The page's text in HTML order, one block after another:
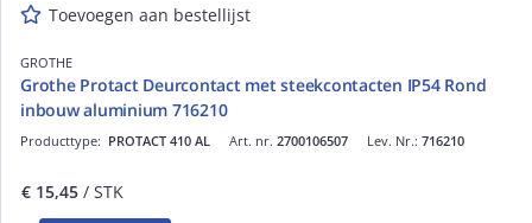
Toevoegen aan bestellijst
GROTHE
Grothe Protact Deurcontact met steekcontacten IP54 Rond
inbouw aluminium 716210
Art. nr. 2700106507
Producttype: PROTACT 410 AL Lev. Nr.: 716210
€ 15,45 / STK